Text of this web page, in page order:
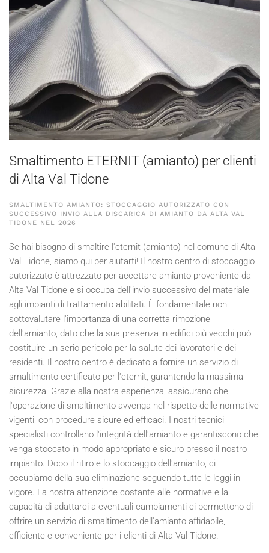
Smaltimento ETERNIT (amianto) per clienti
di Alta Val Tidone
SMALTIMENTO AMIANTO: STOCCAGGIO AUTORIZZATO CON
SUCCESSIVO INVIO ALLA DISCARICA DI AMIANTO DA ALTA VAL
TIDONE NEL 2026
Se hai bisogno di smaltire l'eternit (amianto) nel comune di Alta
Val Tidone, siamo qui per aiutarti! Il nostro centro di stoccaggio
autorizzato è attrezzato per accettare amianto proveniente da
Alta Val Tidone e si occupa dell'invio successivo del materiale
agli impianti di trattamento abilitati. È fondamentale non
sottovalutare l'importanza di una corretta rimozione
dell'amianto, dato che la sua presenza in edifici più vecchi può
costituire un serio pericolo per la salute dei lavoratori e dei
residenti. Il nostro centro è dedicato a fornire un servizio di
smaltimento certificato per l'eternit, garantendo la massima
sicurezza. Grazie alla nostra esperienza, assicurano che
l'operazione di smaltimento avvenga nel rispetto delle normative
vigenti, con procedure sicure ed efficaci. I nostri tecnici
specialisti controllano l'integrità dell'amianto e garantiscono che
venga stoccato in modo appropriato e sicuro presso il nostro
impianto. Dopo il ritiro e lo stoccaggio dell'amianto, ci
occupiamo della sua eliminazione seguendo tutte le leggi in
vigore. La nostra attenzione costante alle normative e la
capacità di adattarci a eventuali cambiamenti ci permettono di
offrire un servizio di smaltimento dell'amianto affidabile,
efficiente e conveniente per i clienti di Alta Val Tidone.